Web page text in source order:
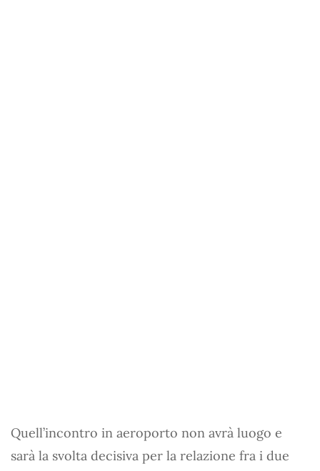
Quell’incontro in aeroporto non avrà luogo e
sarà la svolta decisiva per la relazione fra i due